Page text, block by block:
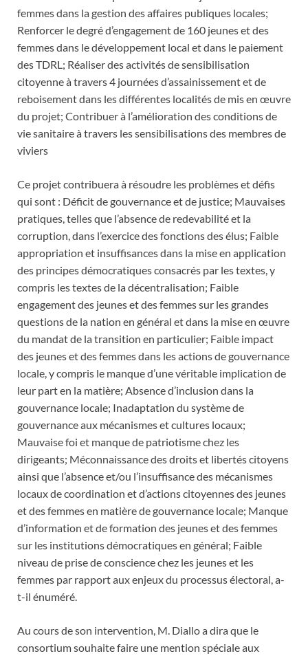
femmes dans la gestion des affaires publiques locales;
Renforcer le degré d’engagement de 160 jeunes et des
femmes dans le développement local et dans le paiement
des TDRL; Réaliser des activités de sensibilisation
citoyenne à travers 4 journées d’assainissement et de
reboisement dans les différentes localités de mis en œuvre
du projet; Contribuer à l’amélioration des conditions de
vie sanitaire à travers les sensibilisations des membres de
viviers
Ce projet contribuera à résoudre les problèmes et défis
qui sont : Déficit de gouvernance et de justice; Mauvaises
pratiques, telles que l’absence de redevabilité et la
corruption, dans l’exercice des fonctions des élus; Faible
appropriation et insuffisances dans la mise en application
des principes démocratiques consacrés par les textes, y
compris les textes de la décentralisation; Faible
engagement des jeunes et des femmes sur les grandes
questions de la nation en général et dans la mise en œuvre
du mandat de la transition en particulier; Faible impact
des jeunes et des femmes dans les actions de gouvernance
locale, y compris le manque d’une véritable implication de
leur part en la matière; Absence d’inclusion dans la
gouvernance locale; Inadaptation du système de
gouvernance aux mécanismes et cultures locaux;
Mauvaise foi et manque de patriotisme chez les
dirigeants; Méconnaissance des droits et libertés citoyens
ainsi que l’absence et/ou l’insuffisance des mécanismes
locaux de coordination et d’actions citoyennes des jeunes
et des femmes en matière de gouvernance locale; Manque
d’information et de formation des jeunes et des femmes
sur les institutions démocratiques en général; Faible
niveau de prise de conscience chez les jeunes et les
femmes par rapport aux enjeux du processus électoral, a-
t-il énuméré.
Au cours de son intervention, M. Diallo a dira que le
consortium souhaite faire une mention spéciale aux